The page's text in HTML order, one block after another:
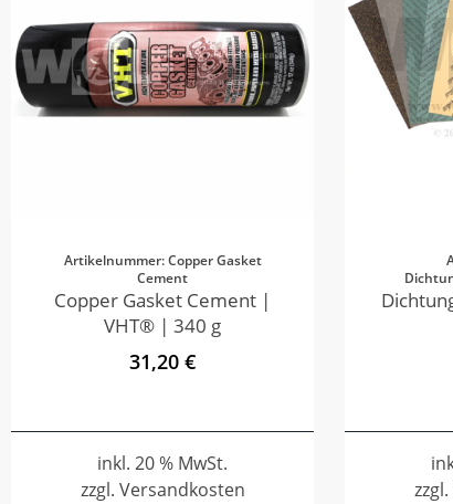
Artikelnummer: Copper Gasket
Cement
Copper Gasket Cement |
VHT® | 340 g
31,20 €
inkl. 20 % MwSt.
zzgl. Versandkosten